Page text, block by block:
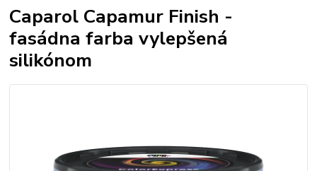
Caparol Capamur Finish -
fasádna farba vylepšená
silikónom